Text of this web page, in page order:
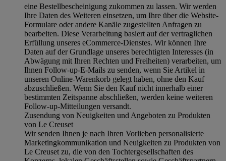
eine Bestellbescheinigung zukommen zu lassen. Wir werden
Ihre Daten des Weiteren einsetzen, um Ihre über die Website-
Formulare oder andere Kanäle zugestellten Anfragen zu
bearbeiten. Diese Verarbeitung basiert auf der vertraglichen
Erfüllung unseres eCommerce-Dienstes. Wir können Ihre
Daten auf der Grundlage unseres berechtigten Interesses (in
Abwägung mit Ihren Rechten und Freiheiten) verarbeiten, um
Ihnen Follow-up-E-Mails zu senden, wenn Sie Artikel in
unseren Online-Warenkorb gelegt haben, ohne den Kauf
abzuschließen. Wenn Sie den Kauf nicht innerhalb einer
bestimmten Zeitspanne abschließen, werden keine weiteren
Follow-up-Mitteilungen versandt.
Zusendung von Neuigkeiten und Angeboten zu Produkten
von Le Creuset
Wir senden Ihnen je nach Ihren Vorlieben personalisierte
Marketingkommunikation und Neuigkeiten zu Produkten von
Le Creuset zu, die von den Tochtergesellschaften des